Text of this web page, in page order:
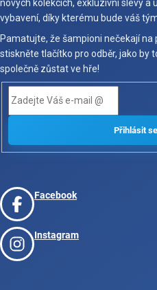
nových kolekcích, exkluzivní slevy a
vybavení, díky kterému bude váš
Pamatujte, že šampioni nečekají na
stiskněte tlačítko pro odběr, jako by
společně zůstat ve hře!
Facebook
Instagram